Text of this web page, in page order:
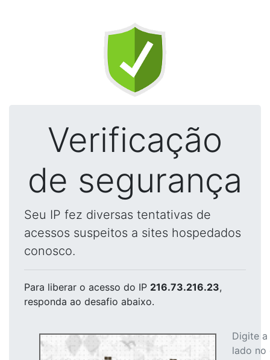
Verificação
de segurança
Seu IP fez diversas tentativas de
acessos suspeitos a sites hospedados
conosco.
Para liberar o acesso do IP 216.73.216.23,
responda ao desafio abaixo.
Digite
lado no